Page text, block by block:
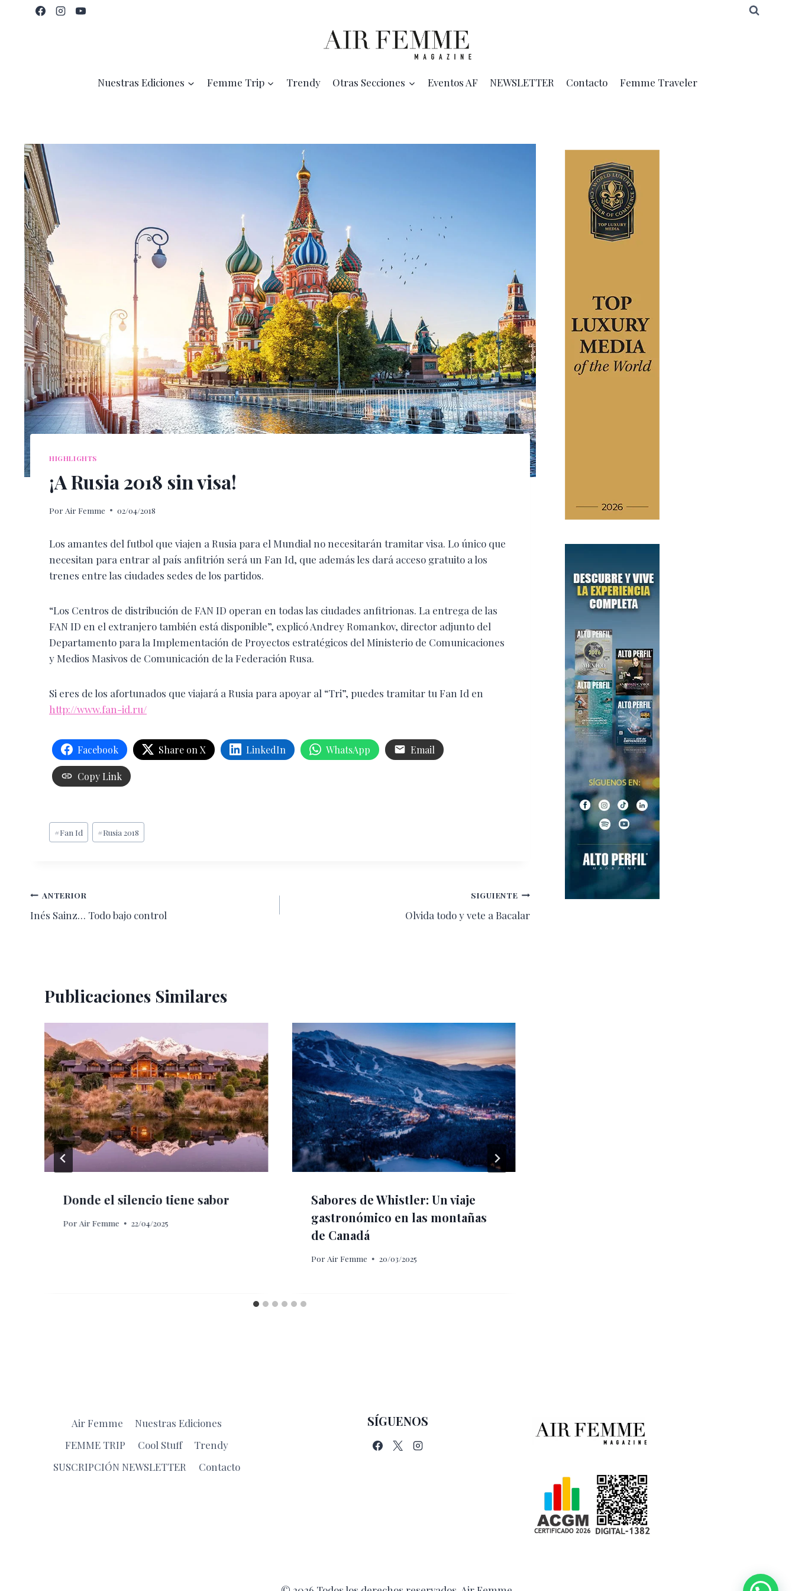
Nuestras Ediciones Femme Trip Trendy Otras Secciones Eventos AF NEWSLETTER Contacto Femme Traveler
HIGHLIGHTS
¡A Rusia 2018 sin visa!
Por Air Femme 02/04/2018
Los amantes del futbol que viajen a Rusia para el Mundial no necesitarán tramitar visa. Lo único que
necesitan para entrar al país anfitrión será un Fan Id, que además les dará acceso gratuito a los
trenes entre las ciudades sedes de los partidos.
“Los Centros de distribución de FAN ID operan en todas las ciudades anfitrionas. La entrega de las
FAN ID en el extranjero también está disponible”, explicó Andrey Romankov, director adjunto del
Departamento para la Implementación de Proyectos estratégicos del Ministerio de Comunicaciones
y Medios Masivos de Comunicación de la Federación Rusa.
Si eres de los afortunados que viajará a Rusia para apoyar al “Tri”, puedes tramitar tu Fan Id en
http://www.fan-id.ru/
Facebook Share on X LinkedIn WhatsApp Email
Copy Link
Etiquetas
de
#Fan Id #Rusia 2018
Navegación
de
ANTERIOR
Inés Sainz… Todo bajo control
SIGUIENTE
Olvida todo y vete a Bacalar
Publicaciones Similares
Donde el silencio tiene sabor
Por Air Femme 22/04/2025
Sabores de Whistler: Un viaje
gastronómico en las montañas
de Canadá
Por Air Femme 20/03/2025
Air Femme
Nuestras Ediciones
FEMME TRIP
Cool Stuff
Trendy
SUSCRIPCIÓN NEWSLETTER
Contacto
SÍGUENOS